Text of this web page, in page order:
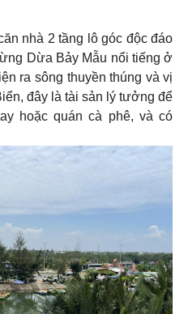
nhà 2 tầng lô góc độc đáo
Dừa Bảy Mẫu nổi tiếng ở
ra sông thuyền thúng và vị
đây là tài sản lý tưởng để
hoặc quán cà phê, và có